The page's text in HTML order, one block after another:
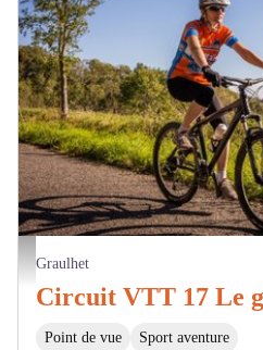
Pascale Walter
Graulhet
Point de vue Sport aventure